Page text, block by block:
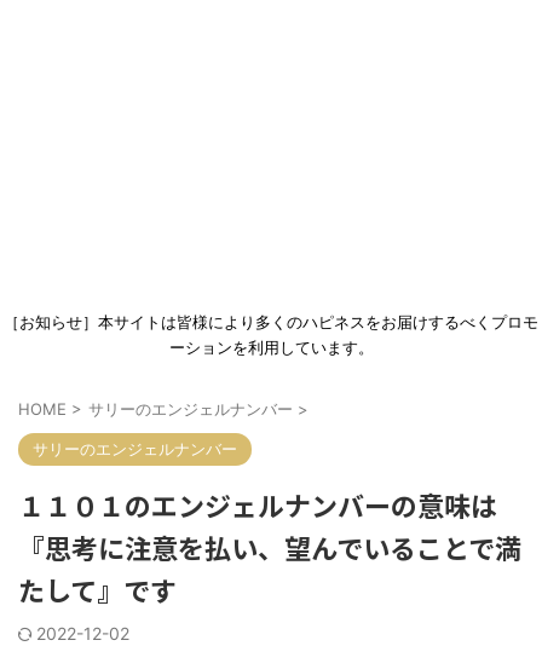
［お知らせ］本サイトは皆様により多くのハピネスをお届けするべくプロモ
ーションを利用しています。
HOME > サリーのエンジェルナンバー >
サリーのエンジェルナンバー
１１０１のエンジェルナンバーの意味は
『思考に注意を払い、望んでいることで満
たして』です
2022-12-02